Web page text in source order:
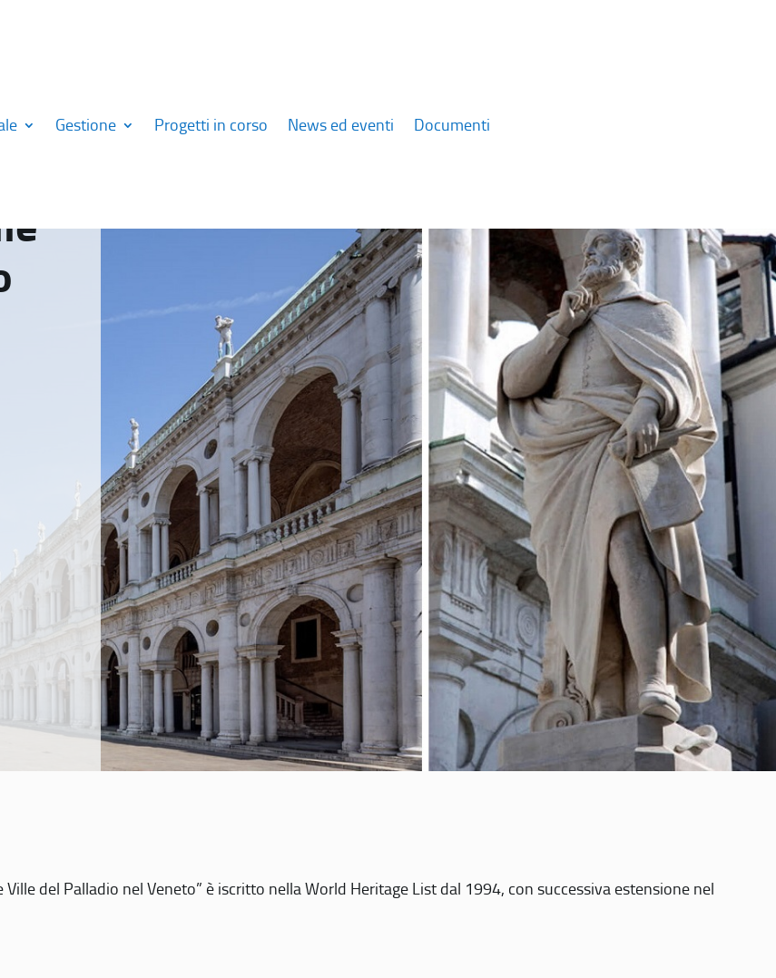
Gestione Progetti in corso News ed eventi Documenti
del Palladio nel Veneto” è iscritto nella World Heritage List dal 1994, con successiva estensione nel